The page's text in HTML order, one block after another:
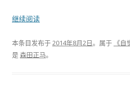
继续阅读
本条目发布于2014年8月2日。属于 《
是森田正马。